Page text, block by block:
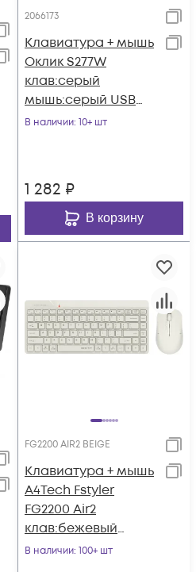
2066173
Клавиатура + мышь
Оклик S277W
клав:серый
мышь:серый USB
беспроводная
В наличии: 10+ шт
1 282 ₽
В корзину
FG2200 AIR2 BEIGE
Клавиатура + мышь
A4Tech Fstyler
FG2200 Air2
клав:бежевый
мышь:бежевый USB
В наличии: 100+ шт